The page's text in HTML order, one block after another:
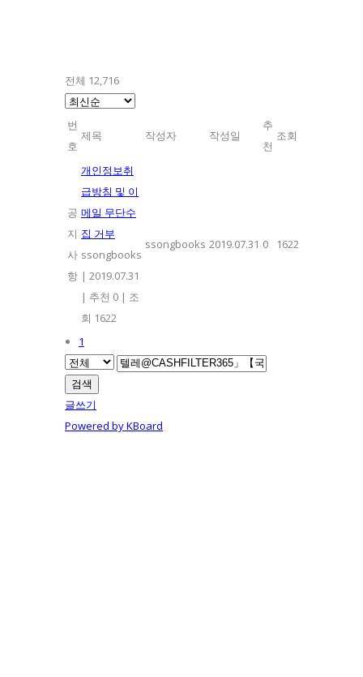
전체 12,716
번
호
제목 작성자 작성일
추
천
조회
공
지
사
항
개인정보취
급방침 및 이
메일 무단수
집 거부
ssongbooks
| 2019.07.31
| 추천 0 | 조
회 1622
ssongbooks 2019.07.31 0 1622
1
검색
글쓰기
Powered by KBoard